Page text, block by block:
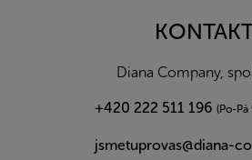
Diana Company,
+420 222 511 196 (Po-
jsmetuprovas@diana-